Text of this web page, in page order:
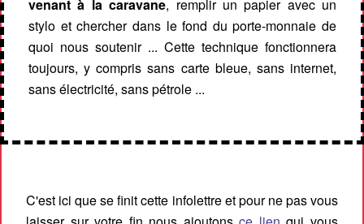
venant à la caravane, remplir un papier avec un
stylo et chercher dans le fond du porte-monnaie de
quoi nous soutenir ... Cette technique fonctionnera
toujours, y compris sans carte bleue, sans internet,
sans électricité, sans pétrole ...
C'est ici que se finit cette infolettre et pour ne pas vous